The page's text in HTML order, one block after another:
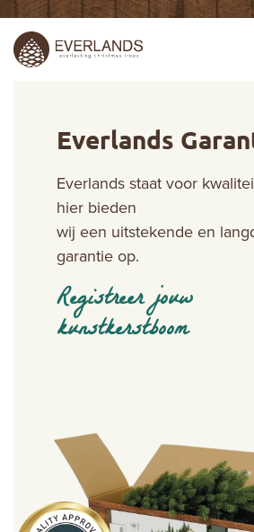
Everlands
Everlands staat voor
hier bieden
wij een uitstekende en
garantie op.
Registreer jouw
kunstkerstboom